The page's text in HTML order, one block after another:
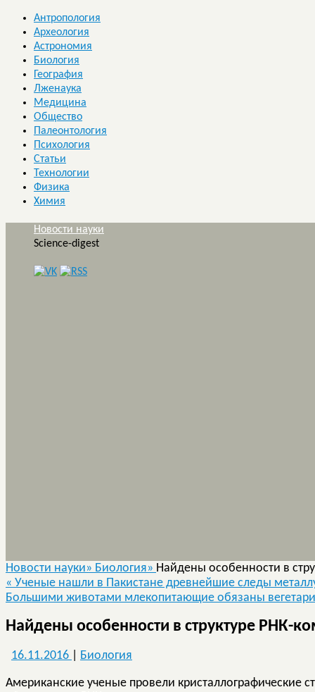
Антропология
Археология
Астрономия
Биология
География
Лженаука
Медицина
Общество
Палеонтология
Психология
Статьи
Технологии
Физика
Химия
Новости науки
Science-digest
Новости науки» Биология» Найдены особенности в
« Ученые нашли в Пакистане древнейшие следы
Большими животами млекопитающие обязаны
Найдены особенности в структуре РНК-
16.11.2016 Биология
Американские ученые провели кристаллографические